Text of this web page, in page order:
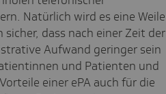
Natürlich wird es eine Weile
dass nach einer Zeit der
Aufwand geringer sein
und Patienten und
einer ePA auch für die